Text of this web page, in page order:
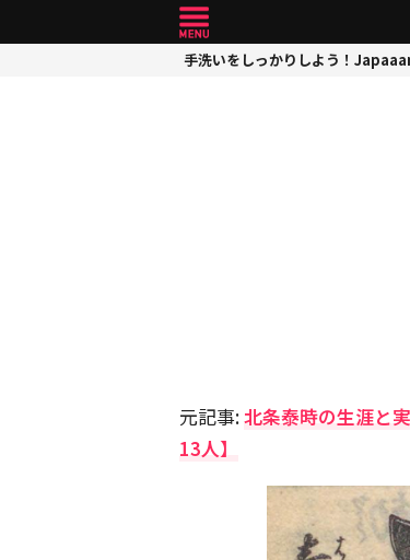
手洗いをしっかりしよう！
元記事:北条泰時の生涯と
13人】